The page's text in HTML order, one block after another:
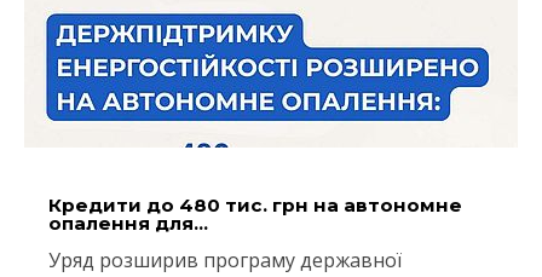
Кредити до 480 тис. грн на автономне
опалення для...
Уряд розширив програму державної